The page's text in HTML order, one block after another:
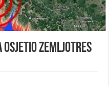
osjetio zemljotres